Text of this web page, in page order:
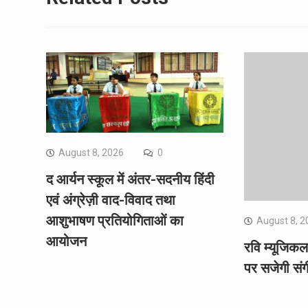
August 8, 2026 0
द आर्यन स्कूल में अंतर-सदनीय हिंदी
एवं अंग्रेज़ी वाद-विवाद तथा
आशुभाषण प्रतियोगिताओं का
आयोजन
August 8,
रवि
पर सजेगी